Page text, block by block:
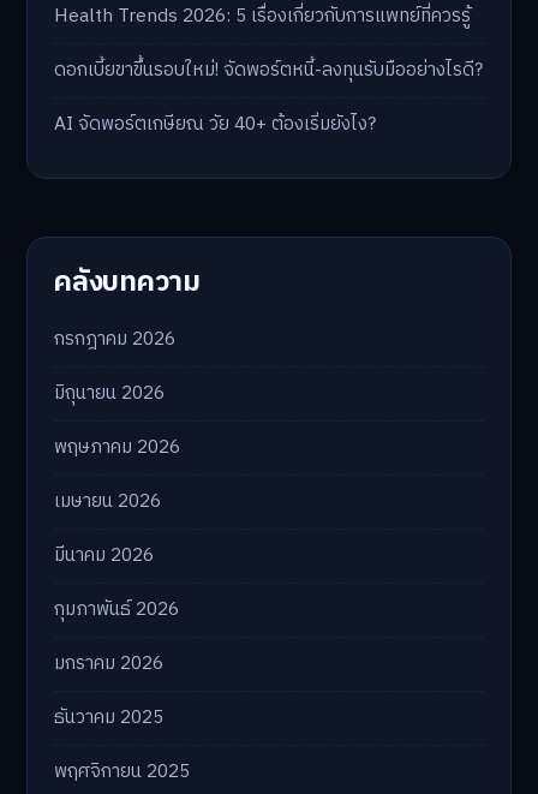
Health Trends 2026: 5 เรื่องเกี่ยวกับการแพทย์ที่ควรรู้
ดอกเบี้ยขาขึ้นรอบใหม่! จัดพอร์ตหนี้-ลงทุนรับมืออย่างไรดี?
AI จัดพอร์ตเกษียณ วัย 40+ ต้องเริ่มยังไง?
คลังบทความ
กรกฎาคม 2026
มิถุนายน 2026
พฤษภาคม 2026
เมษายน 2026
มีนาคม 2026
กุมภาพันธ์ 2026
มกราคม 2026
ธันวาคม 2025
พฤศจิกายน 2025